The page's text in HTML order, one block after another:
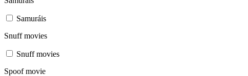
Samuráis
Snuff movies
Snuff movies
Spoof movie